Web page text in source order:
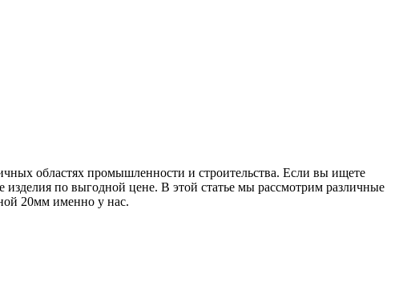
Лента медная
Лист медный
областях промышленности и строительства. Если вы ищете
по выгодной цене. В этой статье мы рассмотрим различные
20мм именно у нас.